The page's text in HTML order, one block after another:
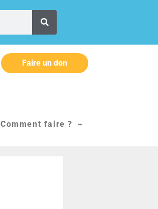
Faire un don
Comment faire ?